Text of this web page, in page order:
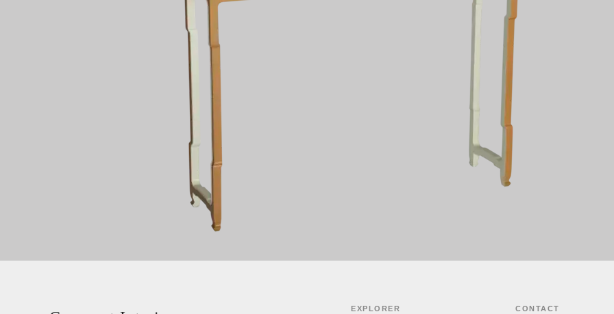
EXPLORER CONTACT